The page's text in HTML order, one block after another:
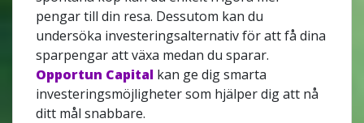
pengar till din resa. Dessutom kan du
undersöka investeringsalternativ för att få dina
sparpengar att växa medan du sparar.
Opportun Capital kan ge dig smarta
investeringsmöjligheter som hjälper dig att nå
ditt mål snabbare.